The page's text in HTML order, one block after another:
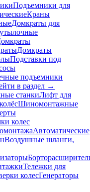
Подъемники для
Краны
Домкраты для
Домкраты
Подставки под
подъемники
в раздел →
станкиЛифт для
Шиномонтажные
колес
Автоматические
Воздушные шланги,
Тележки для
колесГенераторы